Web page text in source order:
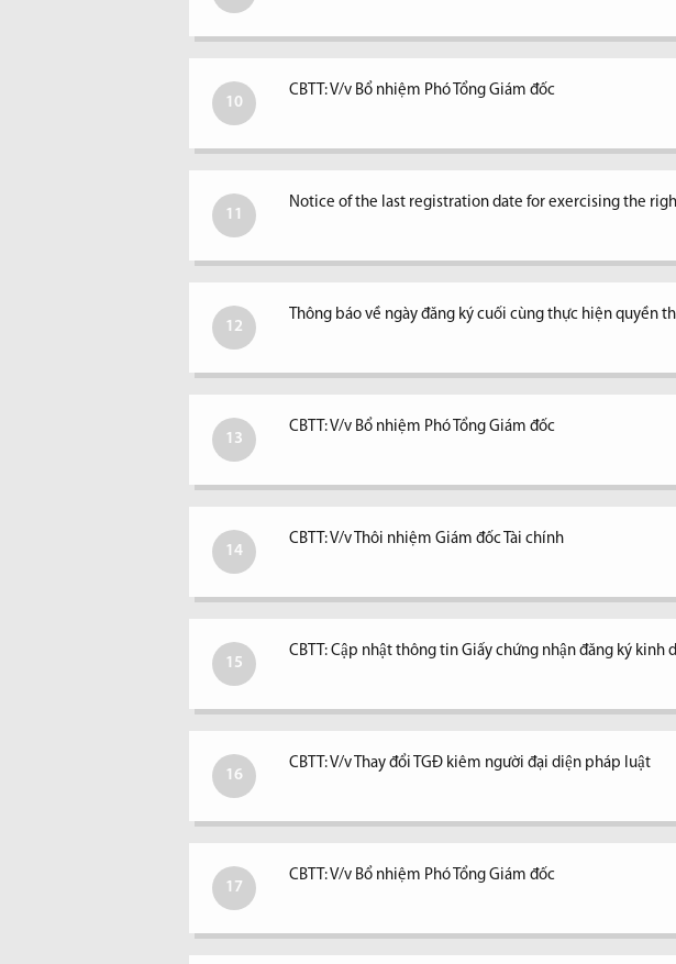
10
CBTT: V/v Bổ nhiệm Phó Tổng Giám đốc
11
Notice of the last registration date for exercising the
12
Thông báo về ngày đăng ký cuối cùng thực hiện quyền
13
CBTT: V/v Bổ nhiệm Phó Tổng Giám đốc
14
CBTT: V/v Thôi nhiệm Giám đốc Tài chính
15
CBTT: Cập nhật thông tin Giấy chứng nhận đăng ký kinh
16
CBTT: V/v Thay đổi TGĐ kiêm người đại diện pháp luật
17
CBTT: V/v Bổ nhiệm Phó Tổng Giám đốc